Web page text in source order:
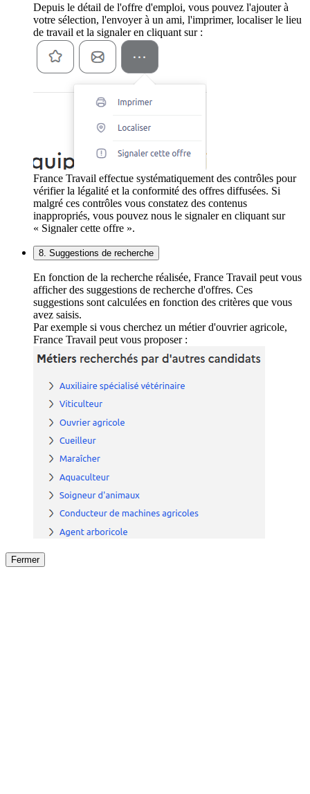
Depuis le détail de l'offre d'emploi, vous pouvez l'ajouter à
votre sélection, l'envoyer à un ami, l'imprimer, localiser le lieu
de travail et la signaler en cliquant sur :
France Travail effectue systématiquement des contrôles pour
vérifier la légalité et la conformité des offres diffusées. Si
malgré ces contrôles vous constatez des contenus
inappropriés, vous pouvez nous le signaler en cliquant sur
« Signaler cette offre ».
8. Suggestions de recherche
En fonction de la recherche réalisée, France Travail peut vous
afficher des suggestions de recherche d'offres. Ces
suggestions sont calculées en fonction des critères que vous
avez saisis.
Par exemple si vous cherchez un métier d'ouvrier agricole,
France Travail peut vous proposer :
Fermer